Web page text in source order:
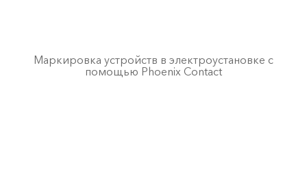
Маркировка устройств в электроустановке с
помощью Phoenix Contact